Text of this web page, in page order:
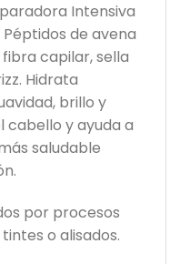
Intensiva
de avena
capilar, sella
Hidrata
brillo y
cabello y ayuda a
saludable
por procesos
o alisados.